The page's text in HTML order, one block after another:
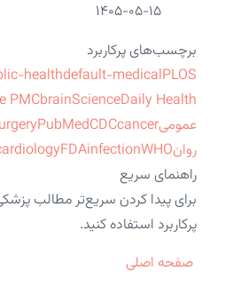
۱۴۰۵-۰۵-۱۵
برچسب‌های پرکاربرد
healthdefault-medicalPLOS
PMCbrainScienceDaily Health
عمومی
PubMedCDCcancer
روان
FDAinfectionWHO
راهنمای سریع
برای پیدا کردن سریع‌تر مطالب
پرکاربرد استفاده کنید.
صفحه اصلی